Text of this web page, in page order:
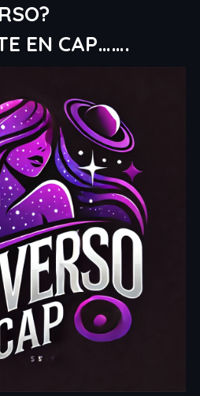
EN CAP…….